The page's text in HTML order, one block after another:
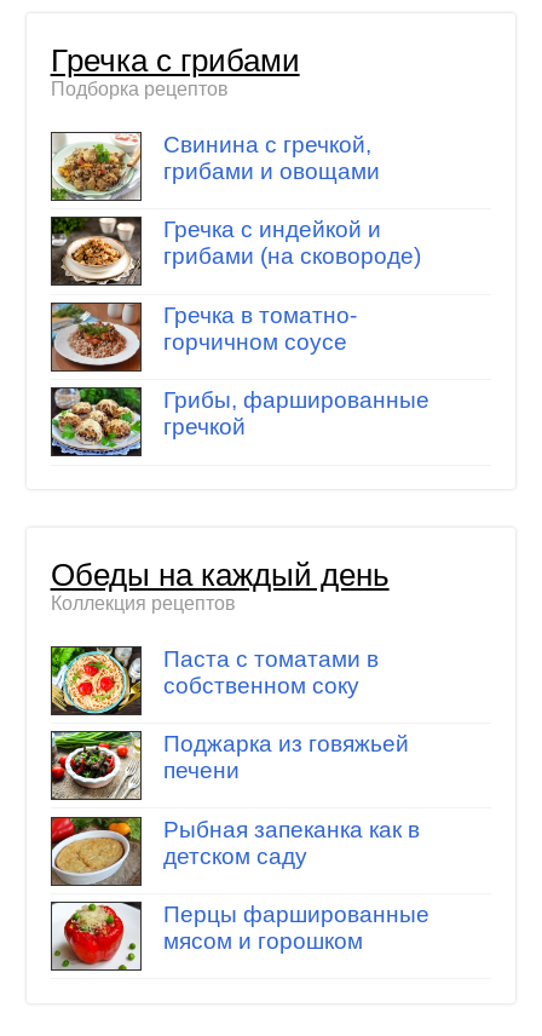
Гречка с грибами
Подборка рецептов
Свинина с гречкой,
грибами и овощами
Гречка с индейкой и
грибами (на сковороде)
Гречка в томатно-
горчичном соусе
Грибы, фаршированные
гречкой
Обеды на каждый день
Коллекция рецептов
Паста с томатами в
собственном соку
Поджарка из говяжьей
печени
Рыбная запеканка как в
детском саду
Перцы фаршированные
мясом и горошком